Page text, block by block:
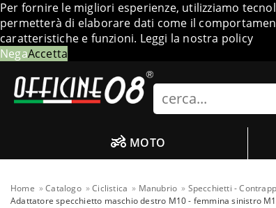
Per fornire le migliori esperienze, utilizziamo
permetterà di elaborare dati come il
caratteristiche e funzioni. Leggi la nostra policy
NegaAccetta
Search
MOTO
Home Catalogo Ciclistica Manubrio Specchietti -
Adattatore specchietto maschio destro M10 - femmina sinistro